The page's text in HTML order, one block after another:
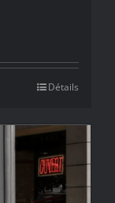
Détails